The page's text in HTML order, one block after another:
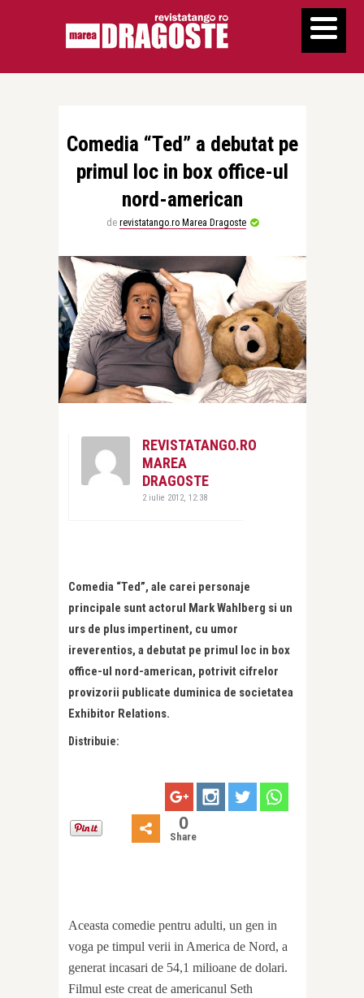
Comedia “Ted” a debutat pe
primul loc in box office-ul
nord-american
de revistatango.ro Marea Dragoste
REVISTATANGO.RO
MAREA
DRAGOSTE
2 iulie 2012, 12:38
Comedia “Ted”, ale carei personaje
principale sunt actorul Mark Wahlberg si un
urs de plus impertinent, cu umor
ireverentios, a debutat pe primul loc in box
office-ul nord-american, potrivit cifrelor
provizorii publicate duminica de societatea
Exhibitor Relations.
Distribuie:
0
Share
Aceasta comedie pentru adulti, un gen in
voga pe timpul verii in America de Nord, a
generat incasari de 54,1 milioane de dolari.
Filmul este creat de americanul Seth